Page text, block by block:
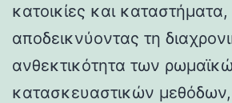
κατοικίες και καταστήματα,
αποδεικνύοντας τη
ανθεκτικότητα των
κατασκευαστικών μεθόδων,